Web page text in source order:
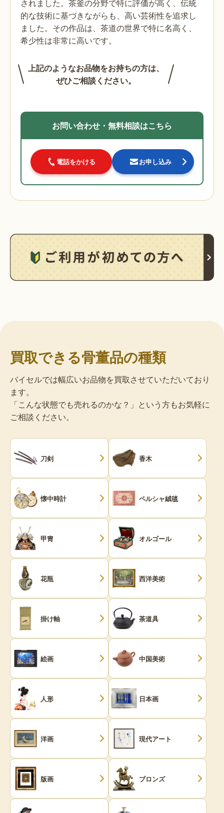
されました。茶釜の分野で特に評価が高く、伝統
的な技術に基づきながらも、高い芸術性を追求し
ました。その作品は、茶道の世界で特に名高く、
希少性は非常に高いです。
上記のようなお品物をお持ちの方は、
ぜひご相談ください。
お問い合わせ・無料相談はこちら
電話をかける お申し込み
買取できる骨董品の種類
バイセルでは幅広いお品物を買取させていただいており
ます。
「こんな状態でも売れるのかな？」という方もお気軽に
ご相談ください。
刀剣 香木
懐中時計 ペルシャ絨毯
甲冑 オルゴール
花瓶 西洋美術
掛け軸 茶道具
絵画 中国美術
人形 日本画
洋画 現代アート
版画 ブロンズ